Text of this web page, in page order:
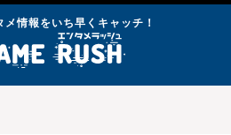
情報をいち早くキャッチ！